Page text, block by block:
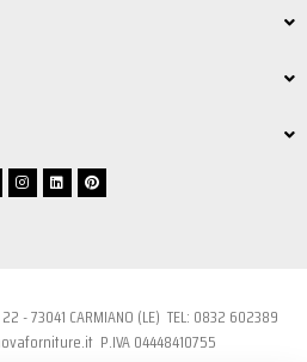
22 - 73041 CARMIANO (LE) TEL: 0832 602389
P.IVA 04448410755